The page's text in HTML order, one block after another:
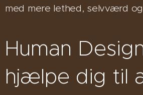
med mere lethed, selvværd og
Human
hjælpe dig til